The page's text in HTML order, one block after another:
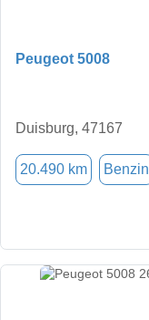
Peugeot 5008
Duisburg, 47167
20.490 km Benzin